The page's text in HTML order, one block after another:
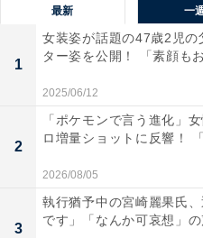
最新 一
1
女装姿が話題の47歳2児の
ター姿を公開！ 「素顔も
2025/06/12
2
「ポケモンで言う進化」
ロ増量ショットに反響！
2026/08/05
3
執行猶予中の宮崎麗果氏
です」「なんか可哀想」